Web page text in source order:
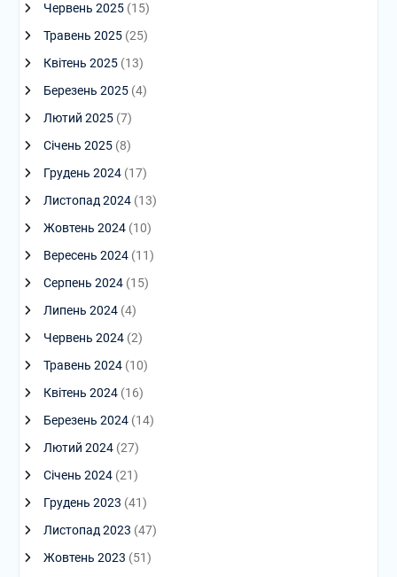
Червень 2025(15)
Травень 2025(25)
Квітень 2025(13)
Березень 2025(4)
Лютий 2025(7)
Січень 2025(8)
Грудень 2024(17)
Листопад 2024(13)
Жовтень 2024(10)
Вересень 2024(11)
Серпень 2024(15)
Липень 2024(4)
Червень 2024(2)
Травень 2024(10)
Квітень 2024(16)
Березень 2024(14)
Лютий 2024(27)
Січень 2024(21)
Грудень 2023 (41)
Листопад 2023 (47)
Жовтень 2023 (51)